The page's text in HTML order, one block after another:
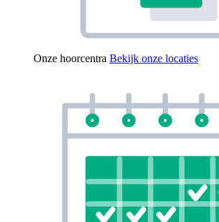
Onze hoorcentra Bekijk onze locaties